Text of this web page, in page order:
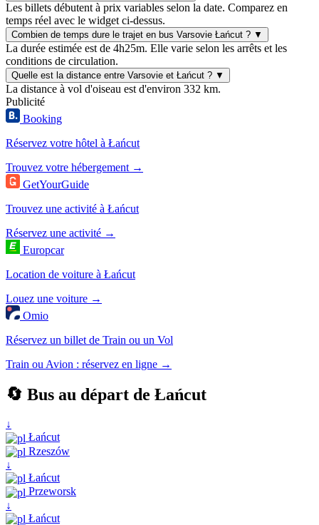
Les billets débutent à prix variables selon la date. Comparez en
temps réel avec le widget ci-dessus.
Combien de temps dure le trajet en bus Varsovie Łańcut ? ▼
La durée estimée est de 4h25m. Elle varie selon les arrêts et les
conditions de circulation.
Quelle est la distance entre Varsovie et Łańcut ? ▼
La distance à vol d'oiseau est d'environ 332 km.
Publicité
Booking
Réservez votre hôtel à Łańcut
Trouvez votre hébergement →
GetYourGuide
Trouvez une activité à Łańcut
Réservez une activité →
Europcar
Location de voiture à Łańcut
Louez une voiture →
Omio
Réservez un billet de Train ou un Vol
Train ou Avion : réservez en ligne →
🔄 Bus au départ de Łańcut
↓
Łańcut
Rzeszów
↓
Łańcut
Przeworsk
↓
Łańcut